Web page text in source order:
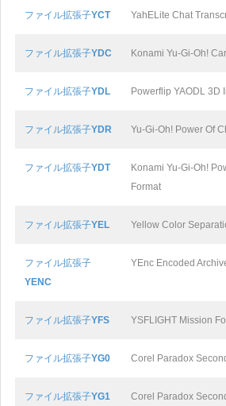
ファイル拡張子YCT YahELite Chat
ファイル拡張子YDC Konami Yu-Gi-Oh!
ファイル拡張子YDL Powerflip YAODL 3D
ファイル拡張子YDR Yu-Gi-Oh! Power Of
ファイル拡張子YDT
Konami Yu-Gi-Oh!
Format
ファイル拡張子YEL Yellow Color
ファイル拡張子
YENC
YEnc Encoded
ファイル拡張子YFS YSFLIGHT Mission
ファイル拡張子YG0 Corel Paradox
ファイル拡張子YG1 Corel Paradox